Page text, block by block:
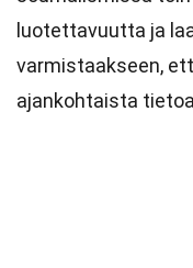
luotettavuutta ja
varmistaakseen,
ajankohtaista